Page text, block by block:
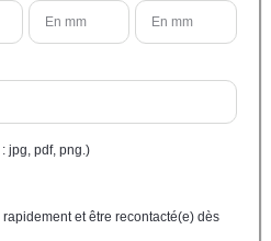
jpg, pdf, png.)
et être recontacté(e) dès